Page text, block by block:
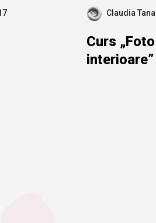
Claudia
Curs
interioare”